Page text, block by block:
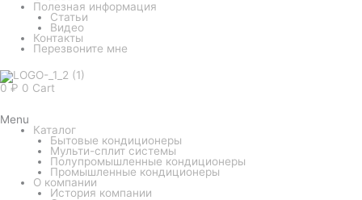
Полезная информация
Статьи
Видео
Контакты
Перезвоните мне
0 ₽ 0 Cart
Menu
Каталог
Бытовые кондиционеры
Мульти-сплит системы
Полупромышленные кондиционеры
Промышленные кондиционеры
О компании
История компании